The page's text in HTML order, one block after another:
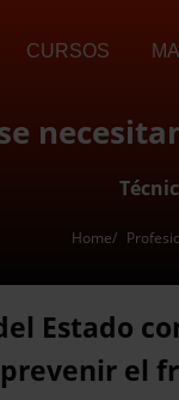
CURSOS
Home
Estado
el